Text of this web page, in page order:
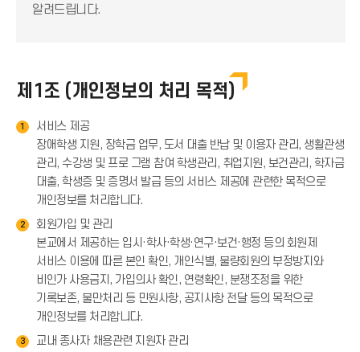
알려드립니다.
제1조 (개인정보의 처리 목적)
1
서비스 제공
장애학생 지원, 장학금 업무, 도서 대출 반납 및 이용자 관리, 생활관생
관리, 수강생 및 프로 그램 참여 학생관리, 취업지원, 보건관리, 학자금
대출, 학생증 및 증명서 발급 등의 서비스 제공에 관련한 목적으로
개인정보를 처리합니다.
2
회원가입 및 관리
본교에서 제공하는 입시·학사·학생·연구·보건·행정 등의 회원제
서비스 이용에 따른 본인 확인, 개인식별, 불량회원의 부정방지와
비인가 사용금지, 가입의사 확인, 연령확인, 분쟁조정을 위한
기록보존, 불만처리 등 민원사항, 공지사항 전달 등의 목적으로
개인정보를 처리합니다.
3
교내 종사자 채용관련 지원자 관리